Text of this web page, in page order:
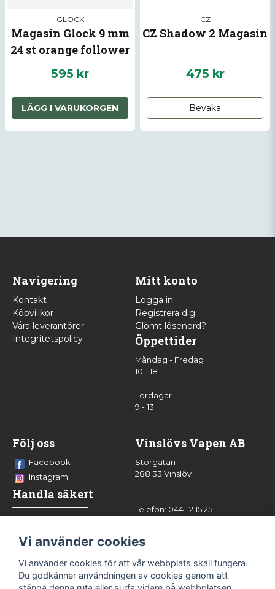
GLOCK
Magasin Glock 9 mm
24 st orange follower
595 kr
LÄGG I VARUKORGEN
CZ
CZ Shadow 2 Magasin
475 kr
Bevaka
Navigering
Kontakt
Köpvillkor
Våra leverantörer
Integritetspolicy
Mitt konto
Logga in
Registrera dig
Glömt lösenord?
Öppettider
Måndag - Fredag
10 - 18
Lördagar
9 - 13
Följ oss
Facebook
Instagram
Handla säkert
Vinslövs Vapen AB
Storgatan 1
288 33 Vinslöv
Telefon: 044-12 15 25
Vi använder cookies
Vi använder cookies för att vår webbplats skall fungera.
Du godkänner användningen av cookies genom att